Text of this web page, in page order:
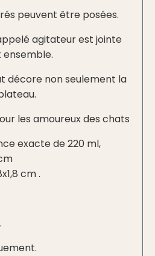
peuvent être posées.
agitateur est jointe
décore non seulement la
les amoureux des chats
exacte de 220 ml,
cm .